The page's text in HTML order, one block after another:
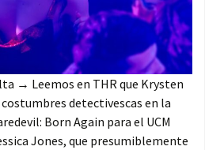
→ Leemos en THR que Krysten
detectivescas en la
Born Again para el UCM
Jones, que presumiblemente